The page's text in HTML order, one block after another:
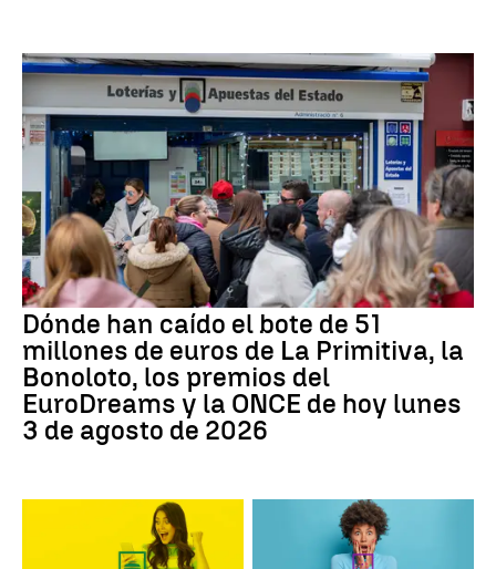
Dónde han caído el bote de 51
millones de euros de La Primitiva, la
Bonoloto, los premios del
EuroDreams y la ONCE de hoy lunes
3 de agosto de 2026